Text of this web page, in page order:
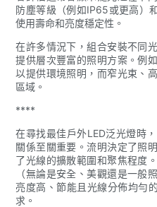
防塵等級（例如IP65或更高）
使用壽命和亮度穩定性。
在許多情況下，組合安裝不同
提供層次豐富的照明方案。例
以提供環境照明，而窄光束、
區域。
****
在尋找最佳戶外LED泛光燈時
關係至關重要。流明決定了照
了光線的擴散範圍和聚焦程度
（無論是安全、美觀還是一般
亮度高、節能且光線分佈均勻
求。